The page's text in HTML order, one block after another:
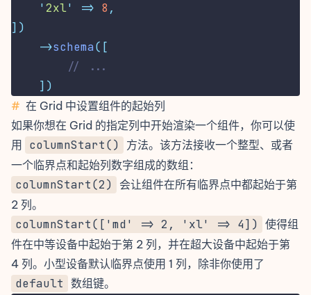
'2xl' => 8 ,
])
->schema([
// ...
])
# 在 Grid 中设置组件的起始列
如果你想在 Grid 的指定列中开始渲染一个组件，你可以使
用
columnStart()
方法。该方法接收一个整型、或者
一个临界点和起始列数字组成的数组：
columnStart(2)
会让组件在所有临界点中都起始于第
2 列。
columnStart(['md' => 2, 'xl' => 4]) 使得组
件在中等设备中起始于第 2 列，并在超大设备中起始于第
4 列。小型设备默认临界点使用 1 列，除非你使用了
default 数组键。